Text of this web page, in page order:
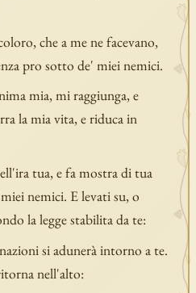
che a me ne facevano,
pro sotto de' miei nemici.
mia, mi raggiunga, e
la mia vita, e riduca in
tua, e fa mostra di tua
nemici. E levati su, o
la legge stabilita da te:
si adunerà intorno a te.
nell'alto: